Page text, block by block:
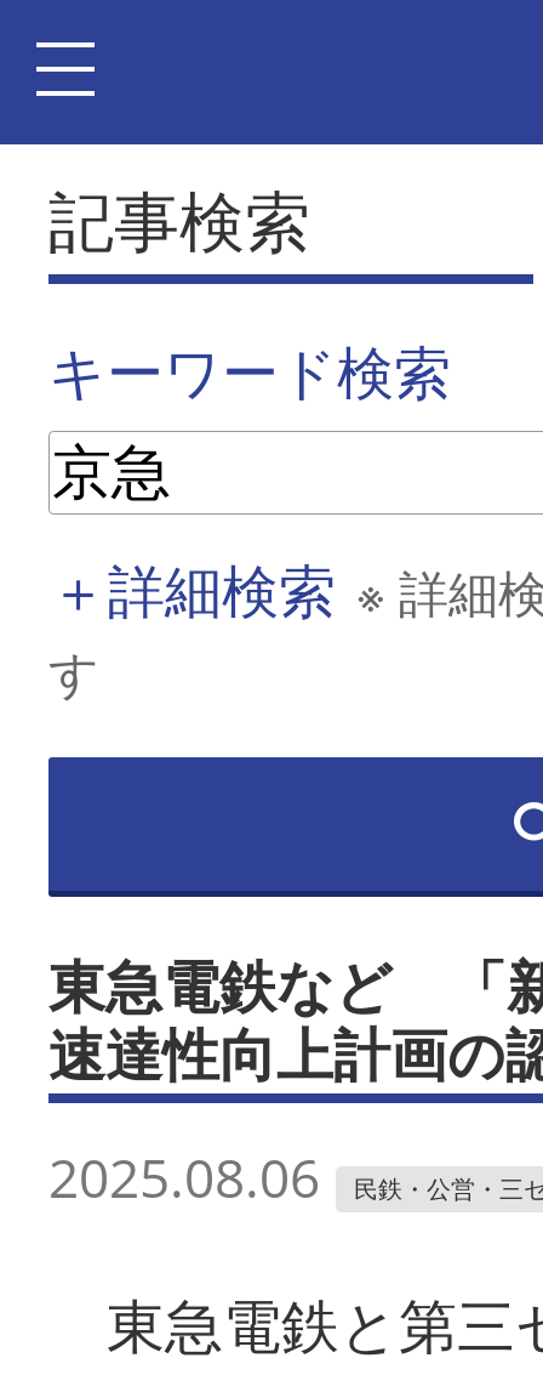
記事検索
キーワード検索
＋詳細検索 ※ 詳細
す
東急電鉄など 「
速達性向上計画の
2025.08.06 民鉄・公営・三
東急電鉄と第三